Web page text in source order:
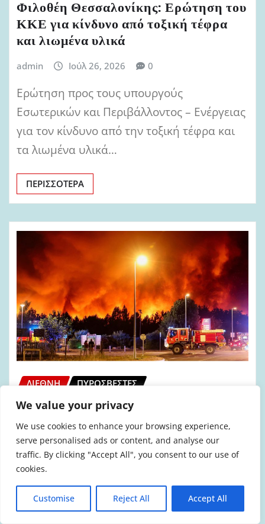
We value your privacy
We use cookies to enhance your browsing experience,
serve personalised ads or content, and analyse our
traffic. By clicking "Accept All", you consent to our use of
cookies.
Customise Reject All Accept All
Φιλοθέη Θεσσαλονίκης: Ερώτηση του
ΚΚΕ για κίνδυνο από τοξική τέφρα
και λιωμένα υλικά
admin Ιούλ 26, 2026 0
Ερώτηση προς τους υπουργούς
Εσωτερικών και Περιβάλλοντος – Ενέργειας
για τον κίνδυνο από την τοξική τέφρα και
τα λιωμένα υλικά…
ΠΕΡΙΣΣΌΤΕΡΑ
ΔΙΕΘΝΉ ΠΥΡΟΣΒΈΣΤΕΣ
Γαλλία: Θάνατος δύο ακόμα
πυροσβεστών
admin Ιούλ 25, 2026 0
Τις εξαιρετικά δύσκολες συνθήκες, μέσα
στις οποίες οι πυροσβέστες καλούνται να
ανταποκριθούν στον κρίσιμο ρόλο τους,